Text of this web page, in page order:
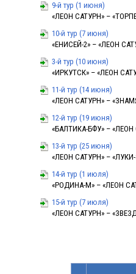
9-й тур (1 июня)
«ЛЕОН САТУРН» –
10-й тур (7 июня)
«ЕНИСЕЙ-2» – «ЛЕОН
3-й тур (10 июня)
«ИРКУТСК» – «ЛЕОН
11-й тур (14 июня)
«ЛЕОН САТУРН» –
12-й тур (19 июня)
«БАЛТИКА-БФУ» – «ЛЕОН
13-й тур (25 июня)
«ЛЕОН САТУРН» –
14-й тур (1 июля)
«РОДИНА-М» – «ЛЕОН
15-й тур (7 июля)
«ЛЕОН САТУРН» –